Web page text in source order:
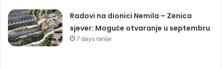
Radovi na dionici Nemila – Zenica
sjever: Moguće otvaranje u septembru
7 days ranije